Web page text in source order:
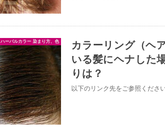
ハーバルカラー 染まり方、色
カラーリング（ヘ
いる髪にヘナした
りは？
以下のリンク先をご参照